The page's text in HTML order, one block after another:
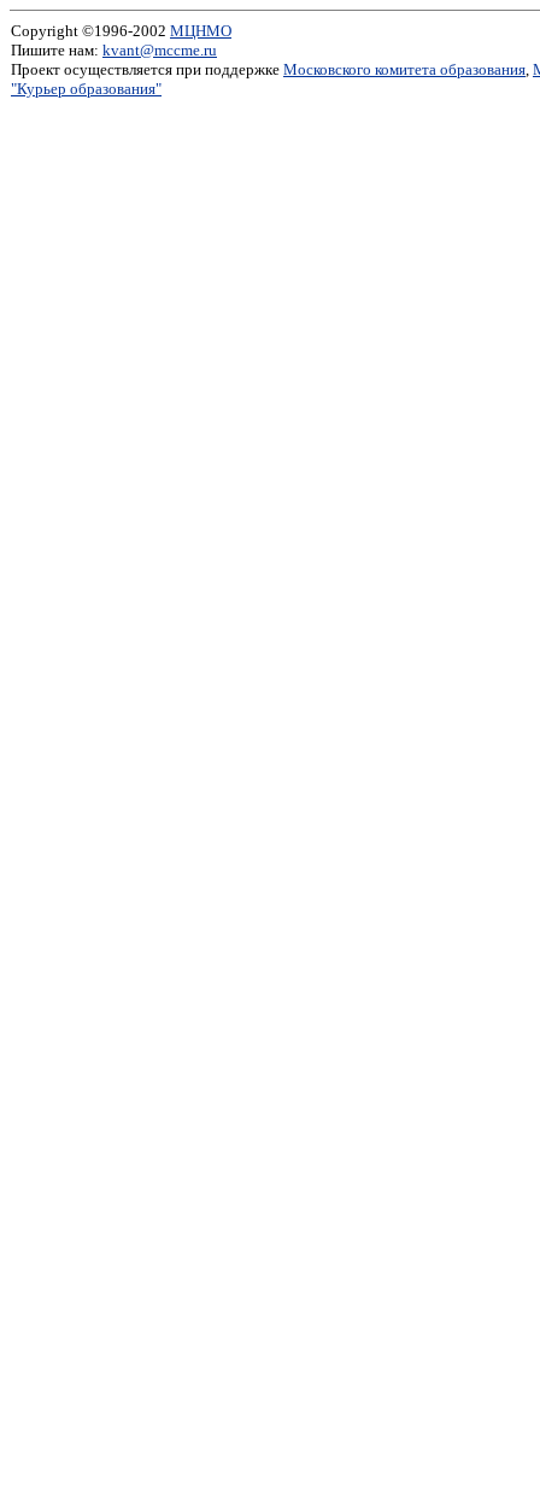
Copyright ©1996-2002 МЦНМО
Пишите нам: kvant@mccme.ru
Проект осуществляется при поддержке Московского комитета образования,
"Курьер образования"